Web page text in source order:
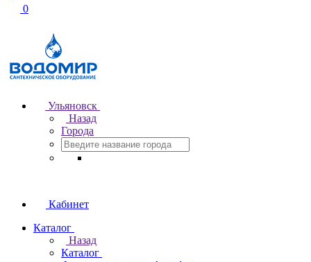
0
Ульяновск
Назад
Города
Кабинет
Каталог
Назад
Каталог